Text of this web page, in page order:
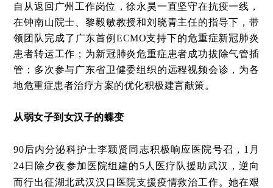
自从返回广州工作岗位，徐永昊一直坚守在抗疫一线，
在钟南山院士、黎毅敏教授和刘晓青主任的指导下，带
领团队完成了广东首例ECMO支持下的危重症新冠肺炎
患者转运工作；为新冠肺炎危重症患者成功拔除气管插
管；多次参与广东省卫健委组织的远程视频会诊，为各
地危重症患者治疗方案的优化积极建言献策。
从弱女子到女汉子的蝶变
90后内分泌科护士李颖贤同志积极响应医院号召，1月
24日除夕夜参加医院组建的5人医疗队援助武汉，逆向
而行出征湖北武汉汉口医院支援疫情救治工作。她在艰